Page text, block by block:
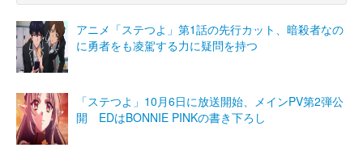
アニメ「ステつよ」第1話の先行カット、暗殺者なの
に勇者をも凌駕する力に疑問を持つ
「ステつよ」10月6日に放送開始、メインPV第2弾公
開 EDはBONNIE PINKの書き下ろし